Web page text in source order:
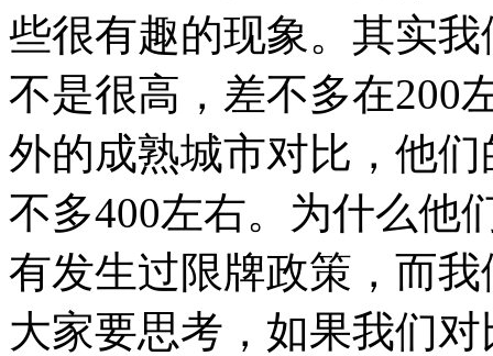
些很有趣的现象。其实
不是很高，差不多在200
外的成熟城市对比，他
不多400左右。为什么他
有发生过限牌政策，而
大家要思考，如果我们